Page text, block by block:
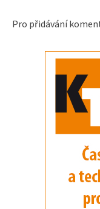
Pro přidávání